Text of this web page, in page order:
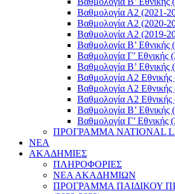
Βαθμολογία Α2 (2021-
Βαθμολογία Α2 (2020-
Βαθμολογία Α2 (2019-
Βαθμολογία B’ Εθνικής
Βαθμολογία Γ’ Εθνικής
Βαθμολογία Β’ Εθνικής
Βαθμολογία Α2
Βαθμολογία Α2
Βαθμολογία Α2
Βαθμολογία Β’ Εθνικής
Βαθμολογία Γ’ Εθνικής
ΠΡΟΓΡΑΜΜΑ NATIONAL
ΝΕΑ
ΑΚΑΔΗΜΙΕΣ
ΠΛΗΡΟΦΟΡΙΕΣ
ΝΕΑ ΑΚΑΔΗΜΙΩΝ
ΠΡΟΓΡΑΜΜΑ ΠΑΙΔΙΚΟΥ